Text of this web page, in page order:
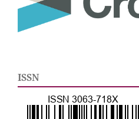
ISSN